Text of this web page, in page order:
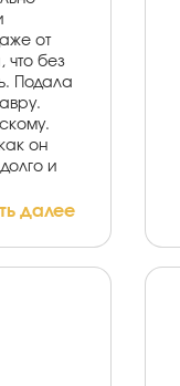
от
что без
Подала
он
и
далее